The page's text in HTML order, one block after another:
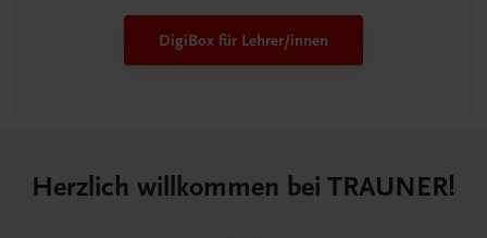
DigiBox für Lehrer/innen
Herzlich willkommen bei TRAUNER!